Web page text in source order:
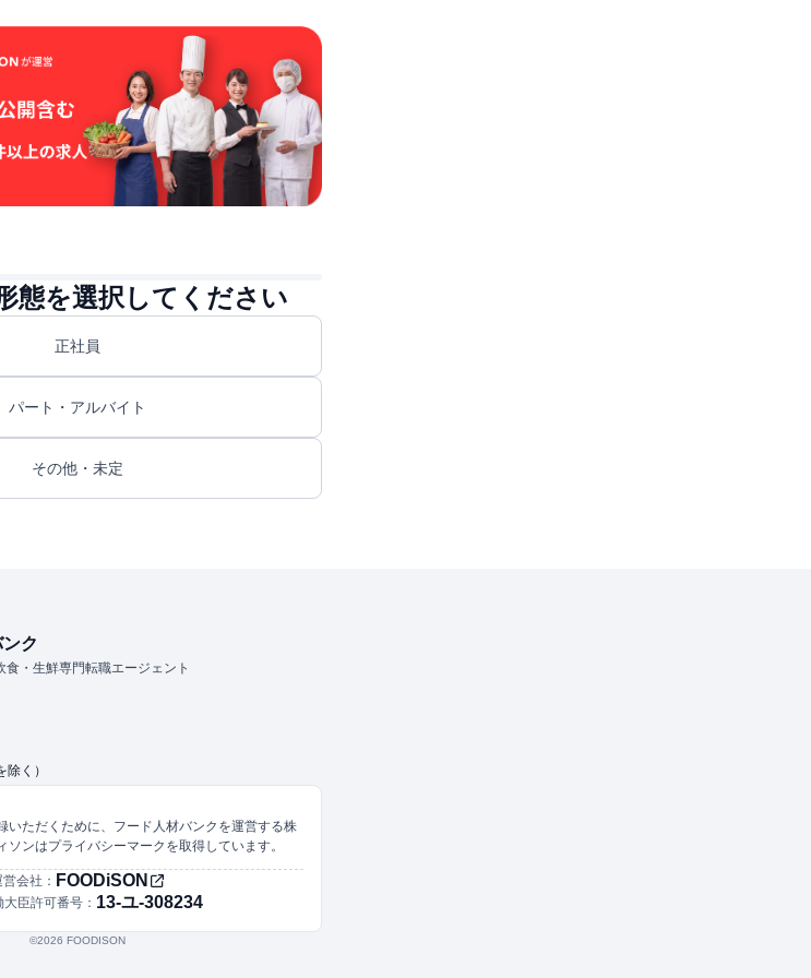
態を選択してください
正社員
パート・アルバイト
その他・未定
ク
食・生鮮専門転職エージェント
除く）
いただくために、フード人材バンクを運営する株
ソンはプライバシーマークを取得しています。
会社： FOODiSON
臣許可番号： 13-ユ-308234
©︎2026 FOODISON